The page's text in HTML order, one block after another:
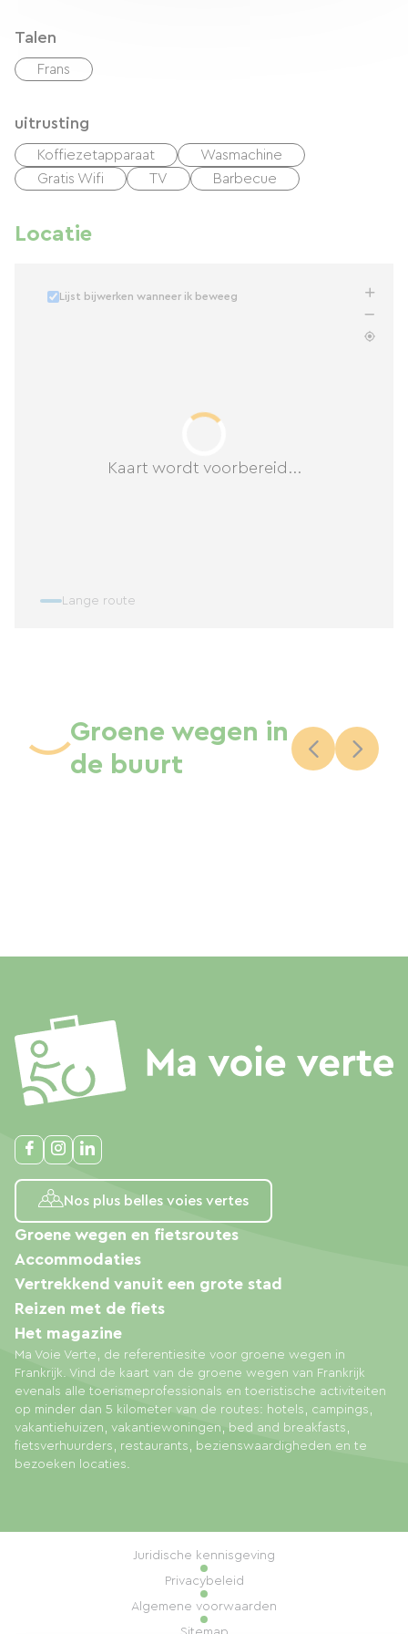
Talen
Frans
uitrusting
Koffiezetapparaat
Wasmachine
Gratis Wifi
TV Barbecue
Locatie
Kaart wordt voorbereid...
Lijst bijwerken wanneer ik beweeg
Lange route
Groene wegen in
de buurt
Nos plus belles voies vertes
Ma Voie Verte, de referentiesite voor groene wegen in
Frankrijk. Vind de kaart van de groene wegen van Frankrijk
evenals alle toerismeprofessionals en toeristische activiteiten
op minder dan 5 kilometer van de routes: hotels, campings,
vakantiehuizen, vakantiewoningen, bed and breakfasts,
fietsverhuurders, restaurants, bezienswaardigheden en te
bezoeken locaties.
Groene wegen en fietsroutes
Accommodaties
Vertrekkend vanuit een grote stad
Reizen met de fiets
Het magazine
Juridische kennisgeving
Privacybeleid
Algemene voorwaarden